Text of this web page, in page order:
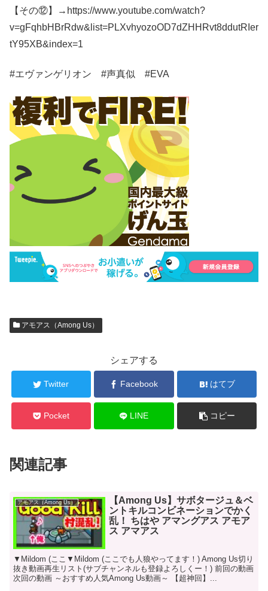
【その⑫】→https://www.youtube.com/watch?
v=gFqhbHBrRdw&list=PLXvhyozoOD7dZHHRvt8ddutRIer
tY95XB&index=1
#エヴァンゲリオン #声真似 #EVA
アモアス（Among Us）
シェアする
Twitter Facebook はてブ
Pocket LINE コピー
関連記事
アモアス（Among Us）
【Among Us】サボタージュ＆ベ
ントキルコンビネーションでかく
乱！ ちはや アマングアス アモア
ス アマアス
▼Mildom (ここ▼Mildom (ここでも人狼やってます！) Among Us切り
抜き動画再生リスト(サブチャンネルも登録よろしくー！) 前回の動画
次回の動画 ～おすすめ人気Among Us動画～ 【超神回】...